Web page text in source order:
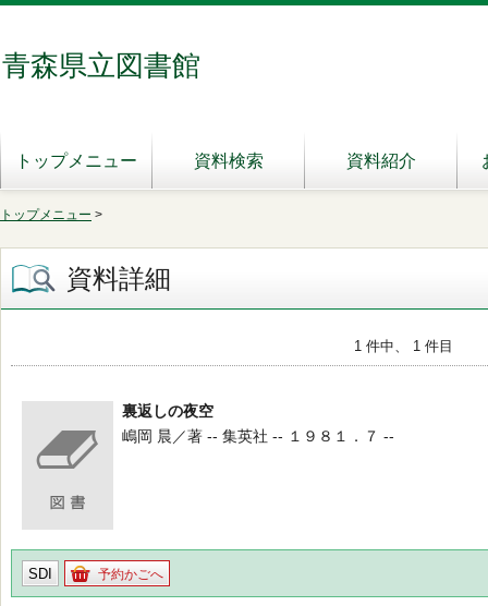
青森県立図書館
トップメニュー 資料検索 資料紹介
トップメニュー >
資料詳細
1 件中、 1 件目
裏返しの夜空
嶋岡 晨／著 -- 集英社 -- １９８１．７ --
SDI 予約かごへ